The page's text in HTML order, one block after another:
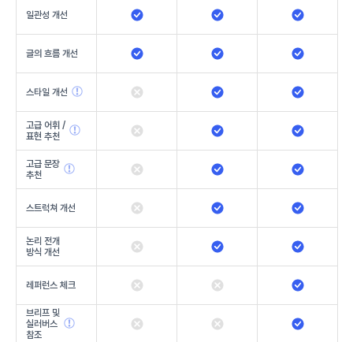
일관성 개선
글의 흐름 개선
스타일 개선
고급 어휘 /
표현 추천
고급 문장
추천
스트럭쳐 개선
논리 전개
방식 개선
레퍼런스 체크
브리프 및
실러버스
참조